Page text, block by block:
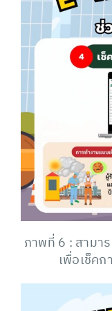
ภาพที่ 6 : สามา
เพื่อเช็ค